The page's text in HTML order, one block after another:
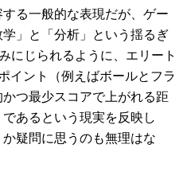
る一般的な表現だが、ゲー
」と「分析」という揺るぎ
にじられるように、エリート
イント（例えばボールとフラ
つ最少スコアで上がれる距
あるという現実を反映し
疑問に思うのも無理はな